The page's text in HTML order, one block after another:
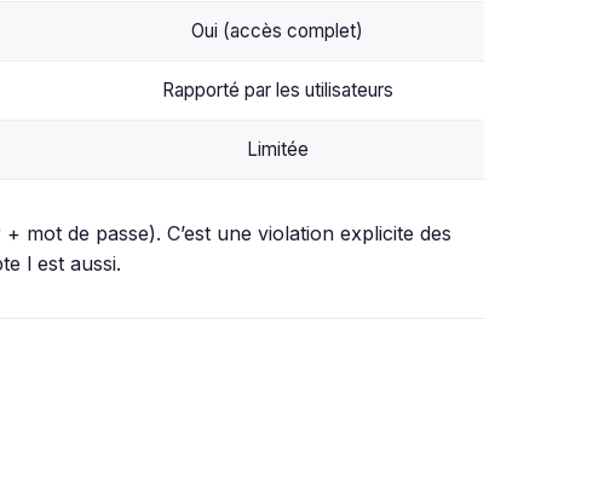
Oui (accès complet)
Rapporté par les utilisateurs
Limitée
mot de passe). C’est une violation explicite des
l est aussi.